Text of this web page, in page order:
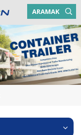
ARAMAK